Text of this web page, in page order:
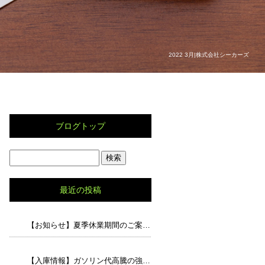
2022 3月|株式会社シーカーズ
ブログトップ
最近の投稿
【お知らせ】夏季休業期間のご案内と、猛暑の中でのドライブで気をつけたいポイント
【入庫情報】ガソリン代高騰の強い味方！走行5.8万キロの「アルト エコS」が入荷しました！